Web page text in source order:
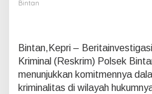
u
r
R
i
n
Bintan
Bintan,Kepri –
Kriminal (Reskrim) Polsek
menunjukkan komitmennya
kriminalitas di wilayah